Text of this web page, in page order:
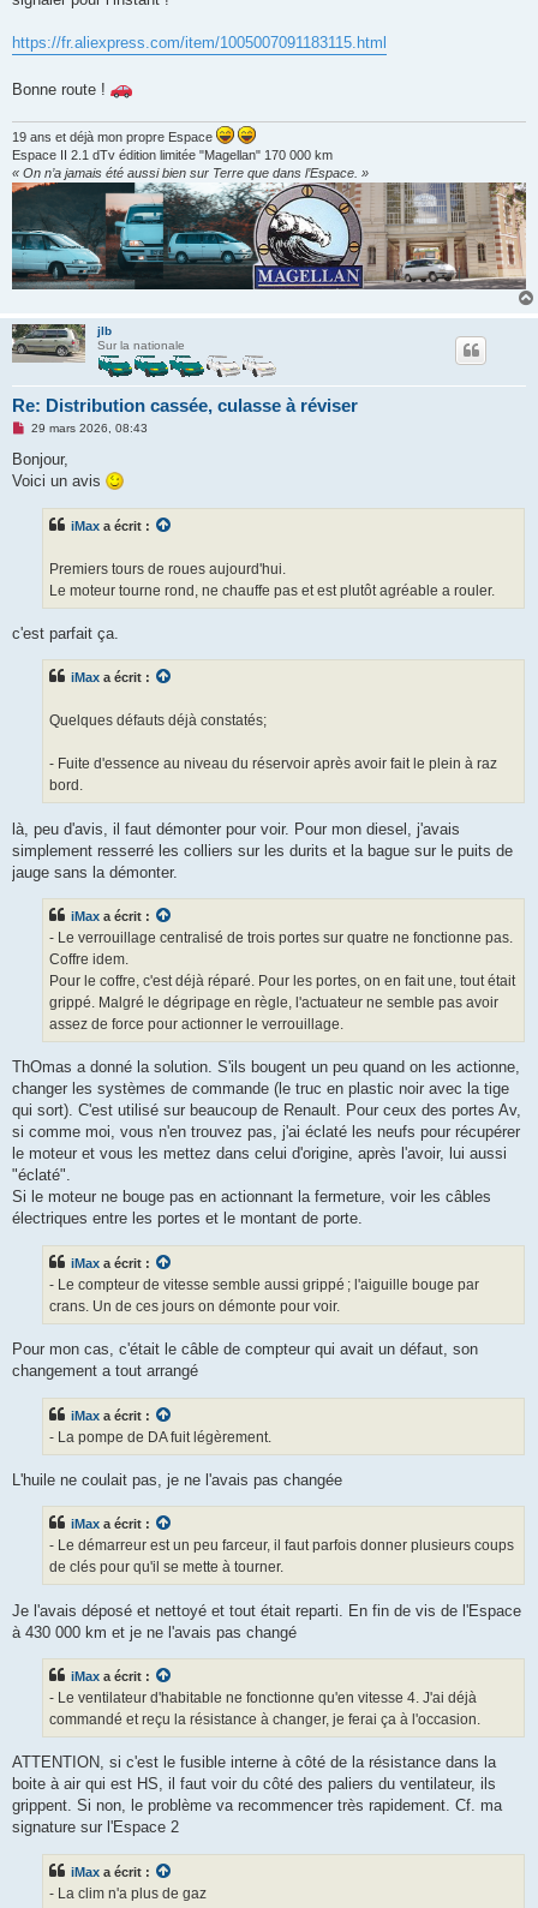
n
u
https://fr.aliexpress.com/item/1005007091183115.html
Bonne route !
19 ans et déjà mon propre Espace
Espace II 2.1 dTv édition limitée "Magellan" 170 000 km
« On n’a jamais été aussi bien sur Terre que dans l’Espace. »
jlb
Sur la nationale
Re: Distribution cassée, culasse à réviser
M
s
a
29 mars 2026, 08:43
Bonjour,
Voici un avis
iMax a écrit :
Premiers tours de roues aujourd'hui.
Le moteur tourne rond, ne chauffe pas et est plutôt agréable a rouler.
c'est parfait ça.
iMax a écrit :
Quelques défauts déjà constatés;
- Fuite d'essence au niveau du réservoir après avoir fait le plein à raz
bord.
là, peu d'avis, il faut démonter pour voir. Pour mon diesel, j'avais
simplement resserré les colliers sur les durits et la bague sur le puits de
jauge sans la démonter.
iMax a écrit :
- Le verrouillage centralisé de trois portes sur quatre ne fonctionne pas.
Coffre idem.
Pour le coffre, c'est déjà réparé. Pour les portes, on en fait une, tout était
grippé. Malgré le dégripage en règle, l'actuateur ne semble pas avoir
assez de force pour actionner le verrouillage.
ThOmas a donné la solution. S'ils bougent un peu quand on les actionne,
changer les systèmes de commande (le truc en plastic noir avec la tige
qui sort). C'est utilisé sur beaucoup de Renault. Pour ceux des portes Av,
si comme moi, vous n'en trouvez pas, j'ai éclaté les neufs pour récupérer
le moteur et vous les mettez dans celui d'origine, après l'avoir, lui aussi
"éclaté".
Si le moteur ne bouge pas en actionnant la fermeture, voir les câbles
électriques entre les portes et le montant de porte.
iMax a écrit :
- Le compteur de vitesse semble aussi grippé ; l'aiguille bouge par
crans. Un de ces jours on démonte pour voir.
Pour mon cas, c'était le câble de compteur qui avait un défaut, son
changement a tout arrangé
iMax a écrit :
- La pompe de DA fuit légèrement.
L'huile ne coulait pas, je ne l'avais pas changée
iMax a écrit :
- Le démarreur est un peu farceur, il faut parfois donner plusieurs coups
de clés pour qu'il se mette à tourner.
Je l'avais déposé et nettoyé et tout était reparti. En fin de vis de l'Espace
à 430 000 km et je ne l'avais pas changé
iMax a écrit :
- Le ventilateur d'habitable ne fonctionne qu'en vitesse 4. J'ai déjà
commandé et reçu la résistance à changer, je ferai ça à l'occasion.
ATTENTION, si c'est le fusible interne à côté de la résistance dans la
boite à air qui est HS, il faut voir du côté des paliers du ventilateur, ils
grippent. Si non, le problème va recommencer très rapidement. Cf. ma
signature sur l'Espace 2
iMax a écrit :
- La clim n'a plus de gaz